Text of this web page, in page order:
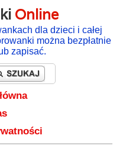
Online
dla dzieci i całej
można bezpłatnie
zapisać.